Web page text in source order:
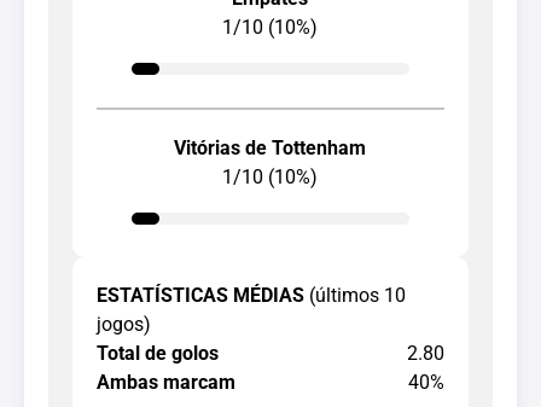
1/10 (10%)
Vitórias de Tottenham
1/10 (10%)
ESTATÍSTICAS MÉDIAS (últimos 10
jogos)
Total de golos
2.80
Ambas marcam
40%